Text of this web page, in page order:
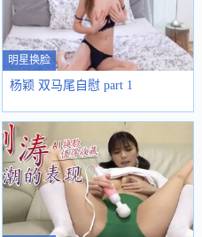
明星换脸
杨颖 双马尾自慰 part 1